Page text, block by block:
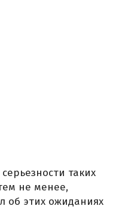
таких
не менее,
об этих ожиданиях